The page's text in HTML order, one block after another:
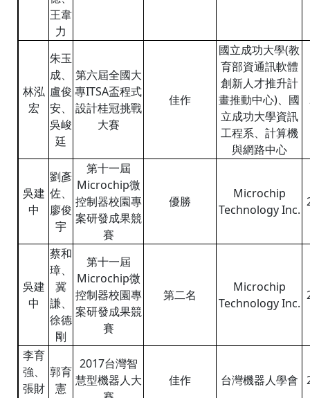
王韋
力
林泓
宏
朱玉
成、
盧俊
安、
吳峻
廷
第六屆全國大
專ITSA盃程式
設計桂冠挑戰
大賽
佳作
國立成功大學(教
育部資通訊軟體
創新人才推升計
畫推動中心)、國
立成功大學資訊
工程系、計算機
與網路中心
吳建
中
劉彥
佐、
廖俊
宇
第十一屆
Microchip微
控制器校園專
案研發成果競
賽
優勝
Microchip
Technology Inc.
吳建
中
蔡和
璋、
冀
謙、
徐德
剛
第十一屆
Microchip微
控制器校園專
案研發成果競
賽
第二名
Microchip
Technology Inc.
李育
強、
張財
郭育
憲
2017台灣智
慧型機器人大
佳作 台灣機器人學會